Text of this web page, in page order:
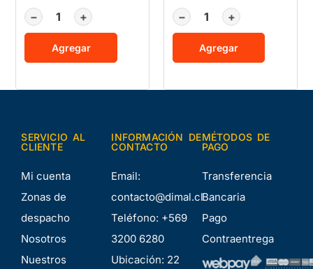
− +
Agregar
− +
Agregar
SERVICIO AL
CLIENTE
Mi cuenta
Zonas de
despacho
Nosotros
Nuestros
INFORMACIÓN DE
CONTACTO
Email:
contacto@dimal.cl
Teléfono: +569
3200 6280
Ubicación: 22
MÉTODOS DE
PAGO
Transferencia
Bancaria
Pago
Contraentrega